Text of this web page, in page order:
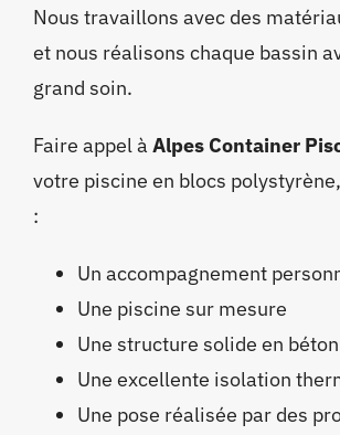
Nous travaillons avec des
et nous réalisons chaque bassin
grand soin.
Faire appel à Alpes Container
votre piscine en blocs
:
Un accompagnement
Une piscine sur mesure
Une structure solide en
Une excellente isolation
Une pose réalisée par des